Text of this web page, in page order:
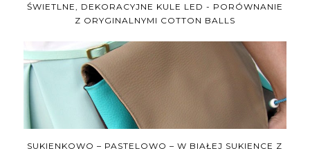
ŚWIETLNE, DEKORACYJNE KULE LED - PORÓWNANIE
Z ORYGINALNYMI COTTON BALLS
SUKIENKOWO – PASTELOWO – W BIAŁEJ SUKIENCE Z